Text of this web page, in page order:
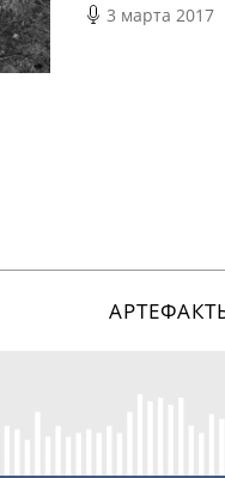
3 марта 2017